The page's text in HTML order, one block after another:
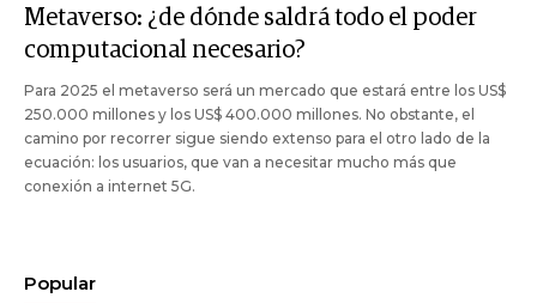
Metaverso: ¿de dónde saldrá todo el poder
computacional necesario?
Para 2025 el metaverso será un mercado que estará entre los US$
250.000 millones y los US$ 400.000 millones. No obstante, el
camino por recorrer sigue siendo extenso para el otro lado de la
ecuación: los usuarios, que van a necesitar mucho más que
conexión a internet 5G.
Popular